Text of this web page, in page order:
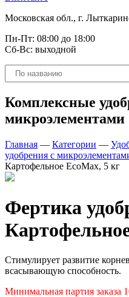
Московская обл., г.
Пн-Пт: 08:00 до 18:00
Сб-Вс: выходной
Поиск
товаров
Комплексные
микроэлементами
Главная — Категории —
удобрения с
Картофельное EcoMax, 5 кг
Фертика
Стимулирует развитие
всасывающую способность.
Минимальная партия заказа